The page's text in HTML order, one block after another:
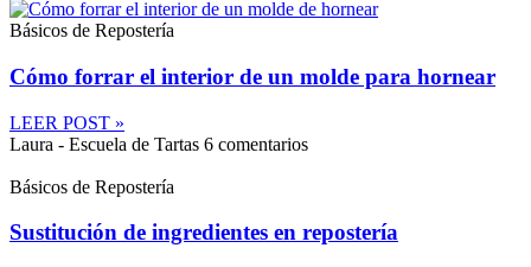
Básicos de Repostería
Cómo forrar el interior de un molde para hornear
LEER POST »
Laura - Escuela de Tartas 6 comentarios
Básicos de Repostería
Sustitución de ingredientes en repostería